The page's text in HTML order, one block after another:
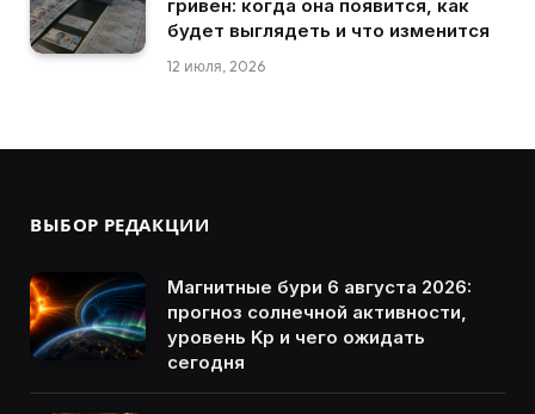
гривен: когда она появится, как
будет выглядеть и что изменится
12 июля, 2026
ВЫБОР РЕДАКЦИИ
Магнитные бури 6 августа 2026:
прогноз солнечной активности,
уровень Kp и чего ожидать
сегодня